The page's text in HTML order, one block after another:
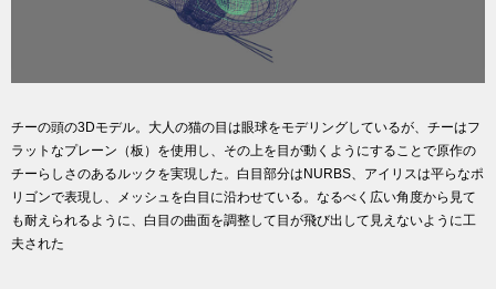
チーの頭の3Dモデル。大人の猫の目は眼球をモデリングしているが、チーはフ
ラットなプレーン（板）を使用し、その上を目が動くようにすることで原作の
チーらしさのあるルックを実現した。白目部分はNURBS、アイリスは平らなポ
リゴンで表現し、メッシュを白目に沿わせている。なるべく広い角度から見て
も耐えられるように、白目の曲面を調整して目が飛び出して見えないように工
夫された